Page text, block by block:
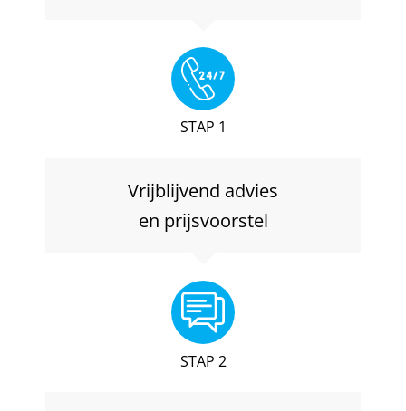
STAP 1
Vrijblijvend advies
en prijsvoorstel
STAP 2